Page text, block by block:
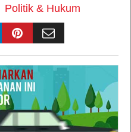
Politik & Hukum